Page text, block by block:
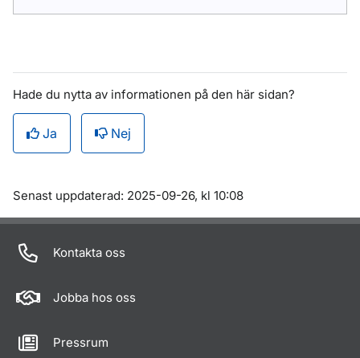
Hade du nytta av informationen på den här sidan?
Ja Nej
Om sidan
Senast uppdaterad: 2025-09-26, kl 10:08
Kontakta oss
Jobba hos oss
Pressrum